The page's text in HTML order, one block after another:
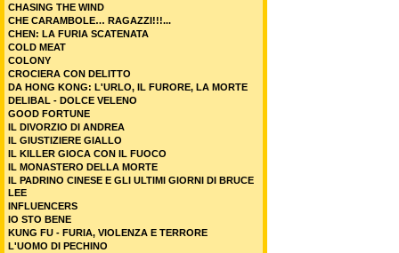
CHASING THE WIND
CHE CARAMBOLE… RAGAZZI!!!...
CHEN: LA FURIA SCATENATA
COLD MEAT
COLONY
CROCIERA CON DELITTO
DA HONG KONG: L'URLO, IL FURORE, LA MORTE
DELIBAL - DOLCE VELENO
GOOD FORTUNE
IL DIVORZIO DI ANDREA
IL GIUSTIZIERE GIALLO
IL KILLER GIOCA CON IL FUOCO
IL MONASTERO DELLA MORTE
IL PADRINO CINESE E GLI ULTIMI GIORNI DI BRUCE
LEE
INFLUENCERS
IO STO BENE
KUNG FU - FURIA, VIOLENZA E TERRORE
L'UOMO DI PECHINO